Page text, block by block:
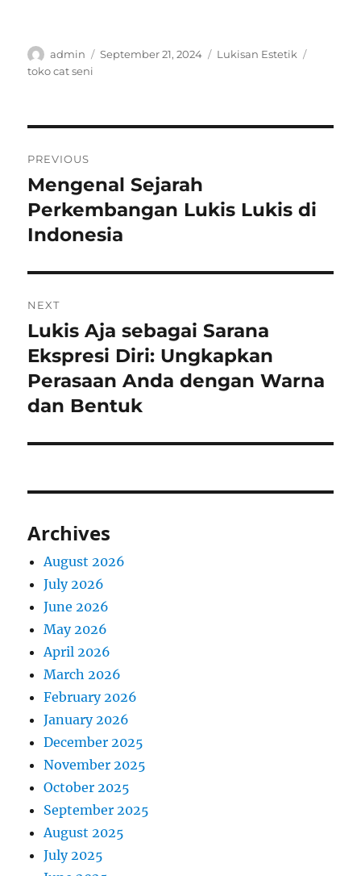
Author
admin
Posted
September 21, 2024 Categories
Lukisan Estetik
toko cat seni
navigation
PREVIOUS
Previous
post:
Mengenal Sejarah
Perkembangan Lukis Lukis di
Indonesia
NEXT
Next
post:
Lukis Aja sebagai Sarana
Ekspresi Diri: Ungkapkan
Perasaan Anda dengan Warna
dan Bentuk
Archives
August 2026
July 2026
June 2026
May 2026
April 2026
March 2026
February 2026
January 2026
December 2025
November 2025
October 2025
September 2025
August 2025
July 2025